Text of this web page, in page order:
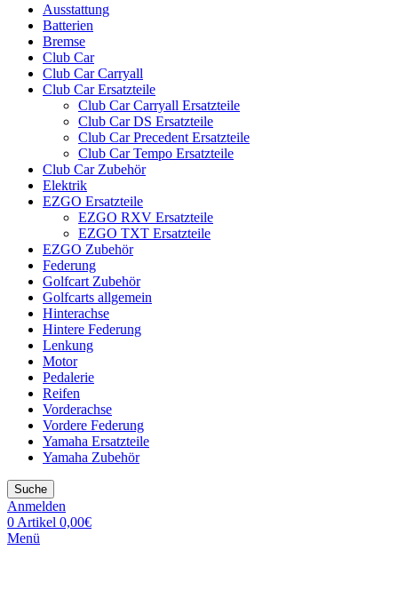
Ausstattung
Batterien
Bremse
Club Car
Club Car Carryall
Club Car Ersatzteile
Club Car Carryall Ersatzteile
Club Car DS Ersatzteile
Club Car Precedent Ersatzteile
Club Car Tempo Ersatzteile
Club Car Zubehör
Elektrik
EZGO Ersatzteile
EZGO RXV Ersatzteile
EZGO TXT Ersatzteile
EZGO Zubehör
Federung
Golfcart Zubehör
Golfcarts allgemein
Hinterachse
Hintere Federung
Lenkung
Motor
Pedalerie
Reifen
Vorderachse
Vordere Federung
Yamaha Ersatzteile
Yamaha Zubehör
Suche
Anmelden
0 Artikel 0,00€
Menü